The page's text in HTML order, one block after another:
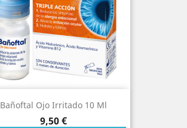
Bañoftal Ojo Irritado 10 Ml
Precio
9,50 €